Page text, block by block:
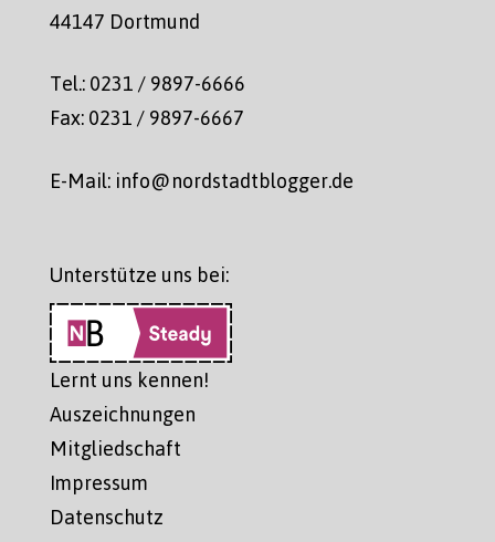
44147 Dortmund
Tel.: 0231 / 9897-6666
Fax: 0231 / 9897-6667
E-Mail: info@nordstadtblogger.de
Unterstütze uns bei:
Lernt uns kennen!
Auszeichnungen
Mitgliedschaft
Impressum
Datenschutz